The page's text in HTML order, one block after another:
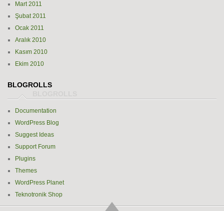
Mart 2011
Şubat 2011
Ocak 2011
Aralık 2010
Kasım 2010
Ekim 2010
BLOGROLLS
Documentation
WordPress Blog
Suggest Ideas
Support Forum
Plugins
Themes
WordPress Planet
Teknotronik Shop